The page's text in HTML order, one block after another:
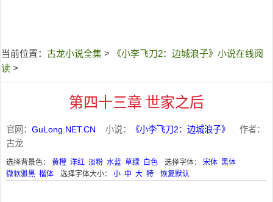
当前位置： 古龙小说全集 >
《小李飞刀2：边城浪子》小说在线阅
读 >
第四十三章 世家之后
官网： GuLong.NET.CN 小说： 《小李飞刀2：边城浪子》
作者：
古龙
选择背景色： 黄橙 洋红 淡粉 水蓝 草绿 白色 选择字体： 宋体 黑体
微软雅黑 楷体 选择字体大小： 小 中 大 特 恢复默认